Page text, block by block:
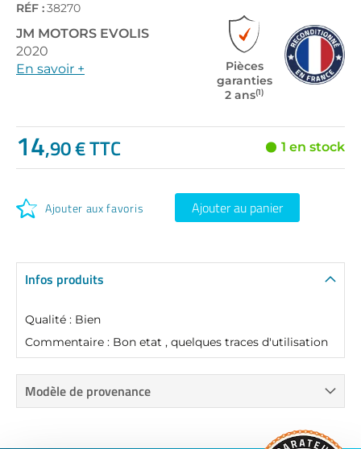
gallery
RÉF :38270
JM MOTORS EVOLIS
2020
En savoir +
Pièces
garanties
2 ans(1)
14,90 € TTC 1 en stock
Ajouter aux favoris Ajouter au panier
Infos produits
Qualité : Bien
Commentaire : Bon etat , quelques traces d'utilisation
Modèle de provenance